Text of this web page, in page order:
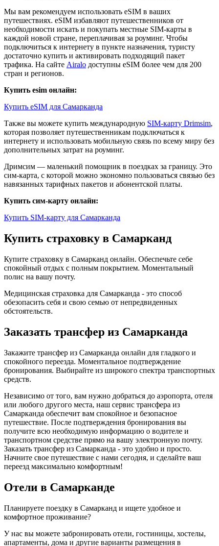
Мы вам рекомендуем использовать eSIM в ваших
путешествиях. eSIM избавляют путешественников от
необходимости искать и покупать местные SIM-карты в
каждой новой стране, переплачивая за роуминг. Чтобы
подключиться к интернету в пункте назначения, туристу
достаточно купить и активировать подходящий пакет
трафика. На сайте Airalo доступны eSIM более чем для 200
стран и регионов.
Купить esim онлайн:
Купить eSIM для Самарканда
Также вы можете купить международную SIM-карту Drimsim,
которая позволяет путешественникам подключаться к
интернету и использовать мобильную связь по всему миру без
дополнительных затрат на роуминг.
Дримсим — маленький помощник в поездках за границу. Это
сим-карта, с которой можно экономно пользоваться связью без
навязанных тарифных пакетов и абонентской платы.
Купить сим-карту онлайн:
Купить SIM-карту для Самарканда
Купить страховку в Самарканд
Купите страховку в Самарканд онлайн. Обеспечьте себе
спокойный отдых с полным покрытием. Моментальный
полис на вашу почту.
Медицинская страховка для Самарканда - это способ
обезопасить себя и свою семью от непредвиденных
обстоятельств.
Заказать трансфер из Самарканда
Закажите трансфер из Самарканда онлайн для гладкого и
спокойного переезда. Моментальное подтверждение
бронирования. Выбирайте из широкого спектра транспортных
средств.
Независимо от того, вам нужно добраться до аэропорта, отеля
или любого другого места, наш сервис трансфера из
Самарканда обеспечит вам спокойное и безопасное
путешествие. После подтверждения бронирования вы
получите всю необходимую информацию о водителе и
транспортном средстве прямо на вашу электронную почту.
Заказать трансфер из Самарканда - это удобно и просто.
Начните свое путешествие с нами сегодня, и сделайте ваш
переезд максимально комфортным!
Отели в Самарканде
Планируете поездку в Самарканд и ищете удобное и
комфортное проживание?
У нас вы можете забронировать отели, гостиницы, хостелы,
апартаменты, дома и другие варианты размещения в